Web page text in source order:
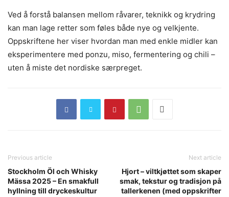
Ved å forstå balansen mellom råvarer, teknikk og krydring
kan man lage retter som føles både nye og velkjente.
Oppskriftene her viser hvordan man med enkle midler kan
eksperimentere med ponzu, miso, fermentering og chili –
uten å miste det nordiske særpreget.
Previous article
Stockholm Öl och Whisky
Mässa 2025 – En smakfull
hyllning till dryckeskultur
Next article
Hjort – viltkjøttet som skaper
smak, tekstur og tradisjon på
tallerkenen (med oppskrifter